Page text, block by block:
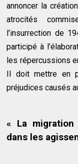
annoncer la
atrocités
l’insurrection de
participé à
les répercussions
Il doit mettre en
préjudices causés
« La
dans les